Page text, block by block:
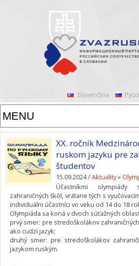
Slovenčina
XX. ročník
ruskom jazyku pre
študentov
15.09.2024 /Aktuality»
Účastníkmi
zahraničných škôl, vrátane tých s
individuálni účastníci vo veku od 14 do 18
Olympiáda sa koná v dvoch súťažných
prvý smer: pre stredoškolákov
ako cudzí jazyk;
druhý smer: pre stredoškolákov
jazykom ruským.